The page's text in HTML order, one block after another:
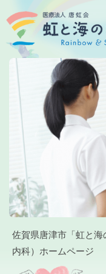
佐賀県唐津市「虹と海
内科）ホームページ